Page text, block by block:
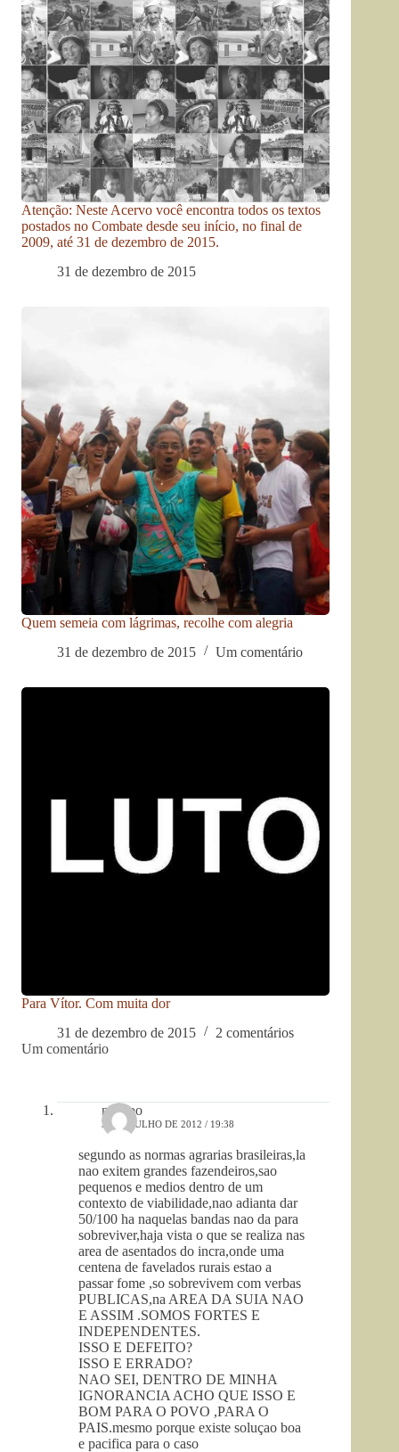
Atenção: Neste Acervo você encontra todos os textos
postados no Combate desde seu início, no final de
2009, até 31 de dezembro de 2015.
31 de dezembro de 2015
Quem semeia com lágrimas, recolhe com alegria
31 de dezembro de 2015
Um comentário
Para Vítor. Com muita dor
31 de dezembro de 2015
2 comentários
Um comentário
njbispo
31 DE JULHO DE 2012 / 19:38
segundo as normas agrarias brasileiras,la
nao exitem grandes fazendeiros,sao
pequenos e medios dentro de um
contexto de viabilidade,nao adianta dar
50/100 ha naquelas bandas nao da para
sobreviver,haja vista o que se realiza nas
area de asentados do incra,onde uma
centena de favelados rurais estao a
passar fome ,so sobrevivem com verbas
PUBLICAS,na AREA DA SUIA NAO
E ASSIM .SOMOS FORTES E
INDEPENDENTES.
ISSO E DEFEITO?
ISSO E ERRADO?
NAO SEI, DENTRO DE MINHA
IGNORANCIA ACHO QUE ISSO E
BOM PARA O POVO ,PARA O
PAIS.mesmo porque existe soluçao boa
e pacifica para o caso